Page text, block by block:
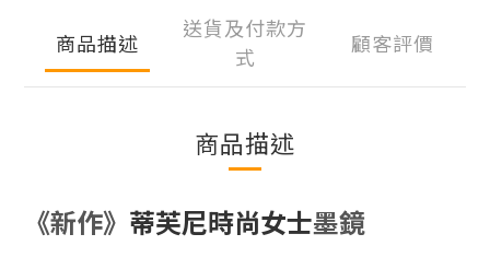
商品描述
送貨及付款方
式
顧客評價
商品描述
《新作》 蒂芙尼時尚女士墨鏡